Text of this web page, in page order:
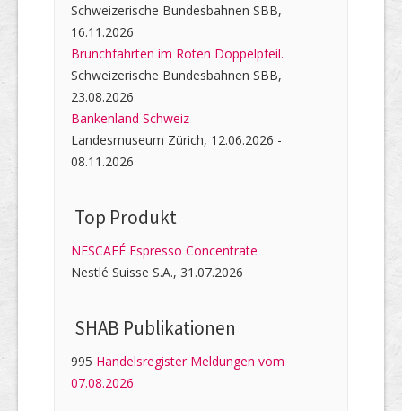
Schweizerische Bundesbahnen SBB,
16.11.2026
Brunchfahrten im Roten Doppelpfeil.
Schweizerische Bundesbahnen SBB,
23.08.2026
Bankenland Schweiz
Landesmuseum Zürich, 12.06.2026 -
08.11.2026
Top Produkt
NESCAFÉ Espresso Concentrate
Nestlé Suisse S.A., 31.07.2026
SHAB Publi­kati­onen
995 Handelsregister Meldungen vom
07.08.2026